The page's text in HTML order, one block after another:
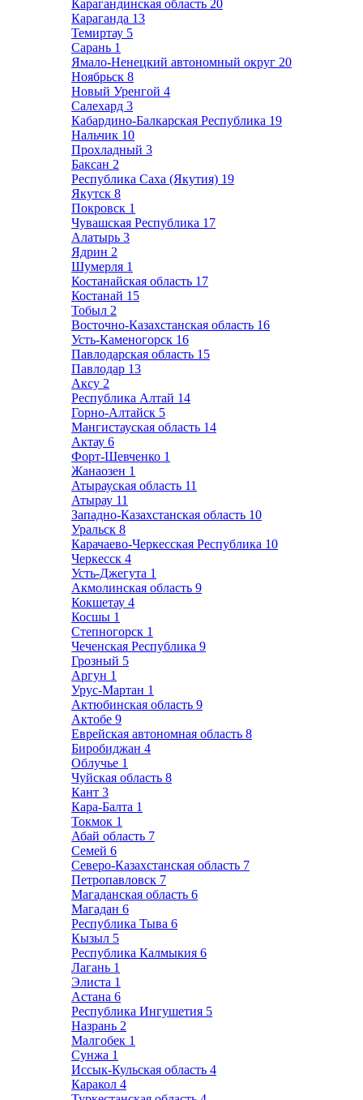
Карагандинская область 20
Караганда 13
Темиртау 5
Сарань 1
Ямало-Ненецкий автономный округ 20
Ноябрьск 8
Новый Уренгой 4
Салехард 3
Кабардино-Балкарская Республика 19
Нальчик 10
Прохладный 3
Баксан 2
Республика Саха (Якутия) 19
Якутск 8
Покровск 1
Чувашская Республика 17
Алатырь 3
Ядрин 2
Шумерля 1
Костанайская область 17
Костанай 15
Тобыл 2
Восточно-Казахстанская область 16
Усть-Каменогорск 16
Павлодарская область 15
Павлодар 13
Аксу 2
Республика Алтай 14
Горно-Алтайск 5
Мангистауская область 14
Актау 6
Форт-Шевченко 1
Жанаозен 1
Атырауская область 11
Атырау 11
Западно-Казахстанская область 10
Уральск 8
Карачаево-Черкесская Республика 10
Черкесск 4
Усть-Джегута 1
Акмолинская область 9
Кокшетау 4
Косшы 1
Степногорск 1
Чеченская Республика 9
Грозный 5
Аргун 1
Урус-Мартан 1
Актюбинская область 9
Актобе 9
Еврейская автономная область 8
Биробиджан 4
Облучье 1
Чуйская область 8
Кант 3
Кара-Балта 1
Токмок 1
Абай область 7
Семей 6
Северо-Казахстанская область 7
Петропавловск 7
Магаданская область 6
Магадан 6
Республика Тыва 6
Кызыл 5
Республика Калмыкия 6
Лагань 1
Элиста 1
Астана 6
Республика Ингушетия 5
Назрань 2
Малгобек 1
Сунжа 1
Иссык-Кульская область 4
Каракол 4